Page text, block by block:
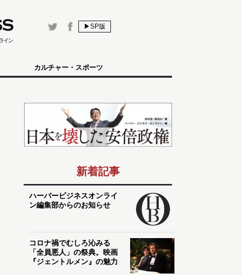
▶SP版
カルチャー・スポーツ
新着記事
ハーバービジネスオンライ
ン編集部からのお知らせ
コロナ禍でむしろ沁みる
「全員悪人」の祭典。映画
『ジェントルメン』の魅力